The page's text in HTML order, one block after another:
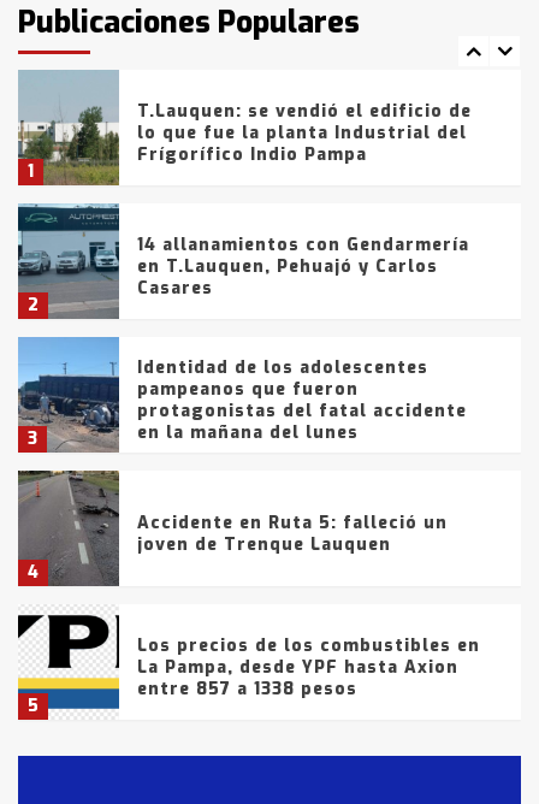
Publicaciones Populares
comercialización de drogas en la
tarde del sábado
1
T.Lauquen: se vendió el edificio de
lo que fue la planta Industrial del
Frígorífico Indio Pampa
2
14 allanamientos con Gendarmería
en T.Lauquen, Pehuajó y Carlos
Casares
3
Identidad de los adolescentes
pampeanos que fueron
protagonistas del fatal accidente
en la mañana del lunes
4
Accidente en Ruta 5: falleció un
joven de Trenque Lauquen
5
Los precios de los combustibles en
La Pampa, desde YPF hasta Axion
entre 857 a 1338 pesos